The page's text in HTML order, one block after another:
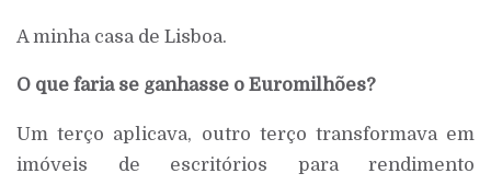
A minha casa de Lisboa.
O que faria se ganhasse o Euromilhões?
Um terço aplicava, outro terço transformava em
imóveis de escritórios para rendimento